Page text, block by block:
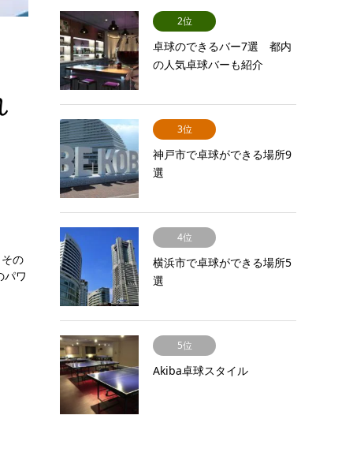
の
パワ
2位
卓球のできるバー7選 都内
の人気卓球バーも紹介
3位
神戸市で卓球ができる場所9
選
4位
横浜市で卓球ができる場所5
選
5位
Akiba卓球スタイル